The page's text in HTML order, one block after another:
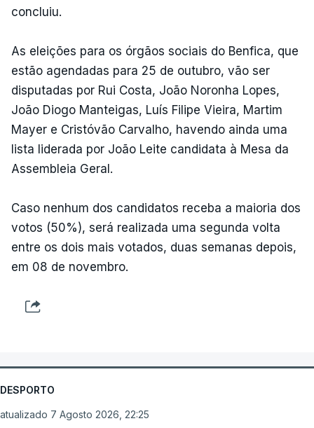
concluiu.
As eleições para os órgãos sociais do Benfica, que
estão agendadas para 25 de outubro, vão ser
disputadas por Rui Costa, João Noronha Lopes,
João Diogo Manteigas, Luís Filipe Vieira, Martim
Mayer e Cristóvão Carvalho, havendo ainda uma
lista liderada por João Leite candidata à Mesa da
Assembleia Geral.
Caso nenhum dos candidatos receba a maioria dos
votos (50%), será realizada uma segunda volta
entre os dois mais votados, duas semanas depois,
em 08 de novembro.
DESPORTO
atualizado 7 Agosto 2026, 22:25